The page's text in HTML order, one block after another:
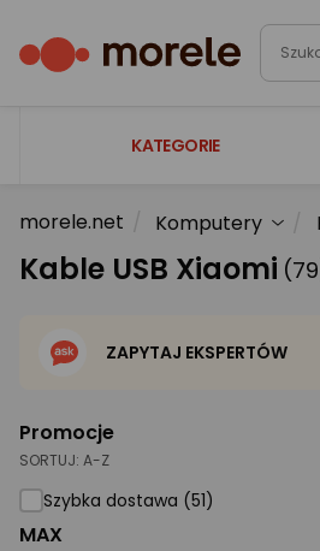
KATEGORIE
Laptopy
Komputery
Gaming
Telewizory i audio
Foto i kamery
AGD duże
morele.net Komputery
Kable USB Xiaomi
Promocje
SORTUJ: A-Z
Szybka dostawa (51)
MAX
ZAPYTAJ EKSPERTÓW